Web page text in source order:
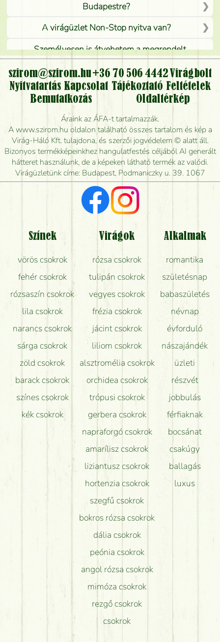
Budapestre?
A virágüzlet Non-Stop nyitva van?
Személyesen is átvehetem a megrendelt
virágcsokrot, vagy csak virágküldéssel, kiszállítással
kérhető?
Vidékre is lehet rendelni?
Meddig rendelhetek virágküldést úgy, hogy még ma
kiszállítsák?
Mennyire gyorsan tudják elkészíteni a csokrot, és
mikor tudják leghamarabb kiszállítani?
Vörös rózsát keresek, van önöknél?
Milyen visszajelzést kapok a virágküldésről?
Tényleg azt kapom, ami a képen van?
Mit kell tudni a virágcsokrok szállításáról?
Hogy marad a lehető legtovább friss a csokor?
Tudok adventi koszorút vásárolni boltban?
szirom@szirom.hu +36 70 506 4442 Virágbolt
Nyitvatartás Kapcsolat Tájékoztató Feltételek
Bemutatkozás
Oldaltérkép
Áraink az ÁFA-t tartalmazzák.
A www.szirom.hu oldalon található összes tartalom és kép a
Virág-Háló Kft. tulajdona, és szerzői jogvédelem © alatt áll.
Bizonyos termékképeinkhez hangulatfestés céljából AI generált
hátteret használunk, de a képeken látható termék az valódi.
Virágüzletünk címe: Budapest, Podmaniczky u. 39. 1067
Színek
vörös csokrok
fehér csokrok
rózsaszín csokrok
lila csokrok
narancs csokrok
sárga csokrok
zöld csokrok
barack csokrok
színes csokrok
kék csokrok
Virágok
rózsa csokrok
tulipán csokrok
vegyes csokrok
frézia csokrok
jácint csokrok
liliom csokrok
alsztromélia csokrok
orchidea csokrok
trópusi csokrok
gerbera csokrok
napraforgó csokrok
amarílisz csokrok
liziantusz csokrok
hortenzia csokrok
szegfű csokrok
bokros rózsa csokrok
dália csokrok
peónia csokrok
angol rózsa csokrok
mimóza csokrok
rezgő csokrok
csokrok
Alkalmak
romantika
születésnap
babaszületés
névnap
évforduló
nászajándék
üzleti
részvét
jobbulás
férfiaknak
bocsánat
csakúgy
ballagás
luxus